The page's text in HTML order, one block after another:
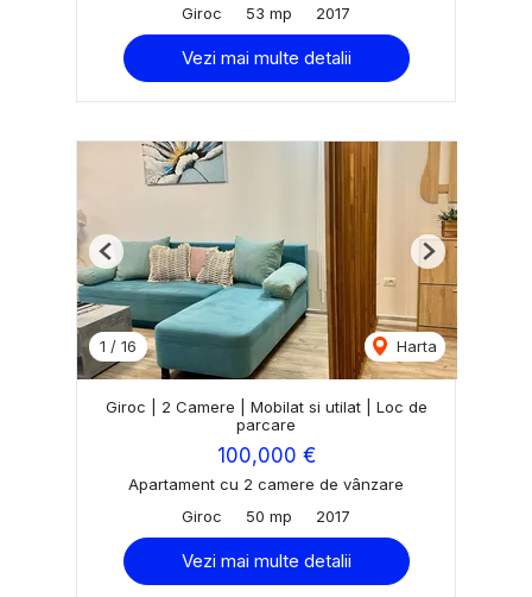
Giroc
53 mp 2017
Vezi mai multe detalii
1 / 16 Harta
Previous Next
Giroc | 2 Camere | Mobilat si utilat | Loc de
parcare
100,000 €
Apartament cu 2 camere de vânzare
Giroc
50 mp 2017
Vezi mai multe detalii